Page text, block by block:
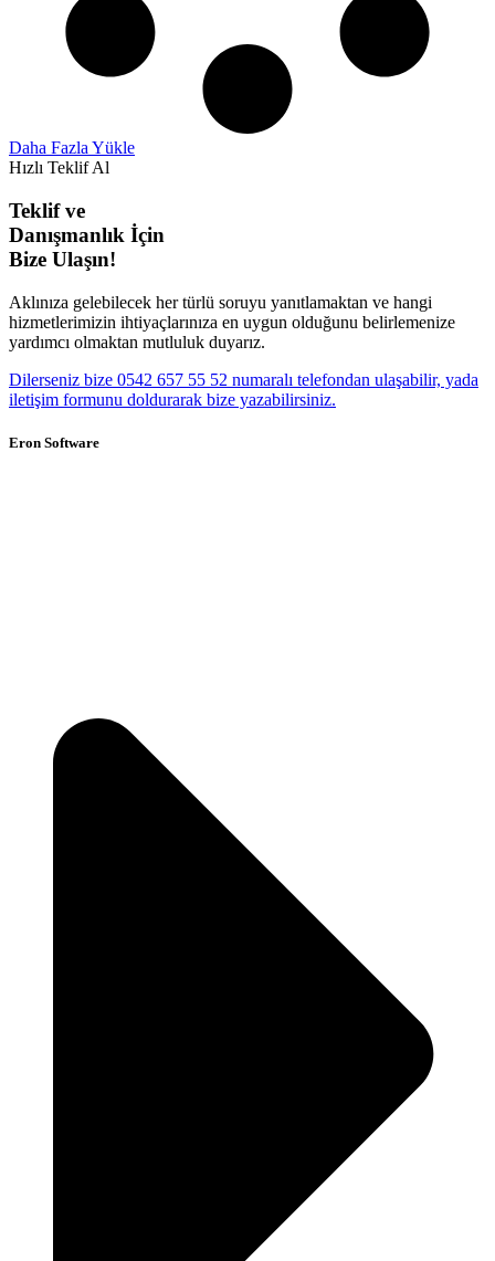
Daha Fazla Yükle
Hızlı Teklif Al
Teklif ve
Danışmanlık İçin
Bize Ulaşın!
Aklınıza gelebilecek her türlü soruyu yanıtlamaktan ve hangi
hizmetlerimizin ihtiyaçlarınıza en uygun olduğunu belirlemenize
yardımcı olmaktan mutluluk duyarız.
Dilerseniz bize 0542 657 55 52 numaralı telefondan ulaşabilir, yada
iletişim formunu doldurarak bize yazabilirsiniz.
Eron Software